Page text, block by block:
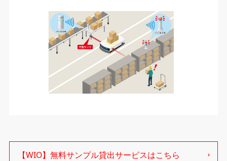
【WIO】無料サンプル貸出サービスはこちら